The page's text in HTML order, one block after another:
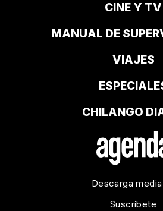
CINE Y TV
MANUAL DE
VIAJES
CHILANGO
Descarga
Suscríbete